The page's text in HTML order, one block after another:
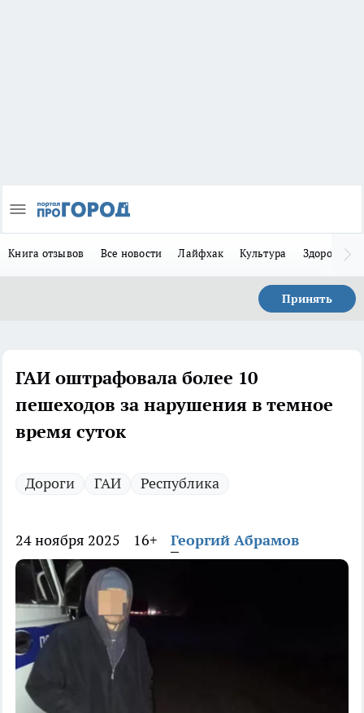
Книга отзывов Все новости Лайфхак Культура Здоровье
Принять
ГАИ оштрафовала более 10
пешеходов за нарушения в темное
время суток
Дороги ГАИ Республика
24 ноября 2025 16+ Георгий Абрамов